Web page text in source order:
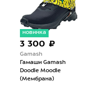
новинка
3 300 ₽
Gamash
Гамаши Gamash
Doodle Moodle
(Мембрана)